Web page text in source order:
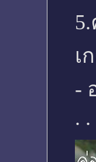
เ
-
. .